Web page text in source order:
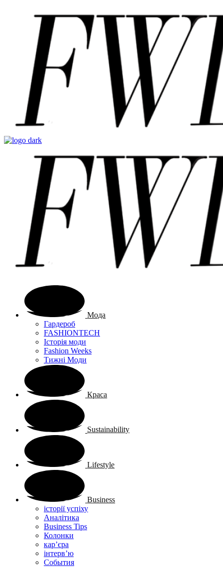
Мода
Гардероб
FASHIONTECH
Історія моди
Fashion Weeks
Тижні Моди
Краса
Sustainability
Lifestyle
Business
історії успіху
Аналітика
Business Tips
Колонки
кар’єра
інтерв’ю
Cобытия